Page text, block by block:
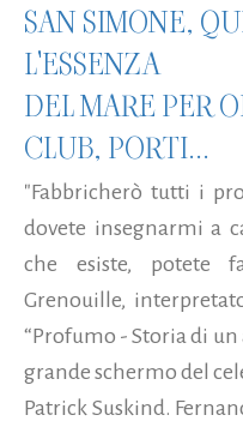
SAN SIMONE,
L'ESSENZA
DEL MARE PER
CLUB, PORTI...
"Fabbricherò tutti i
dovete insegnarmi a
che esiste, potete
Grenouille,
“Profumo - Storia di un
grande schermo del
Patrick Suskind.